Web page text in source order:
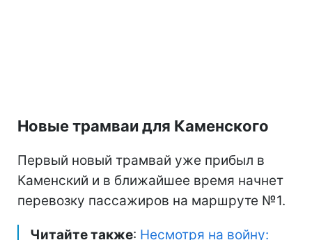
Новые трамваи для Каменского
Первый новый трамвай уже прибыл в
Каменский и в ближайшее время начнет
перевозку пассажиров на маршруте №1.
Читайте также: Несмотря на войну: